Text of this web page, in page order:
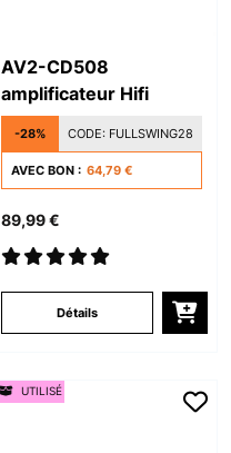
AV2-CD508
amplificateur Hifi
-28% CODE: FULLSWING28
AVEC BON : 64,79 €
89,99 €
Détails
UTILISÉ